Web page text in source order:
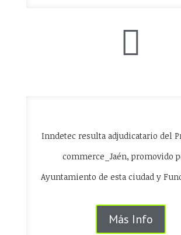

Inndetec resulta adjudicatario del
commerce_Jaén, promovido
Ayuntamiento de esta ciudad y
Más Info